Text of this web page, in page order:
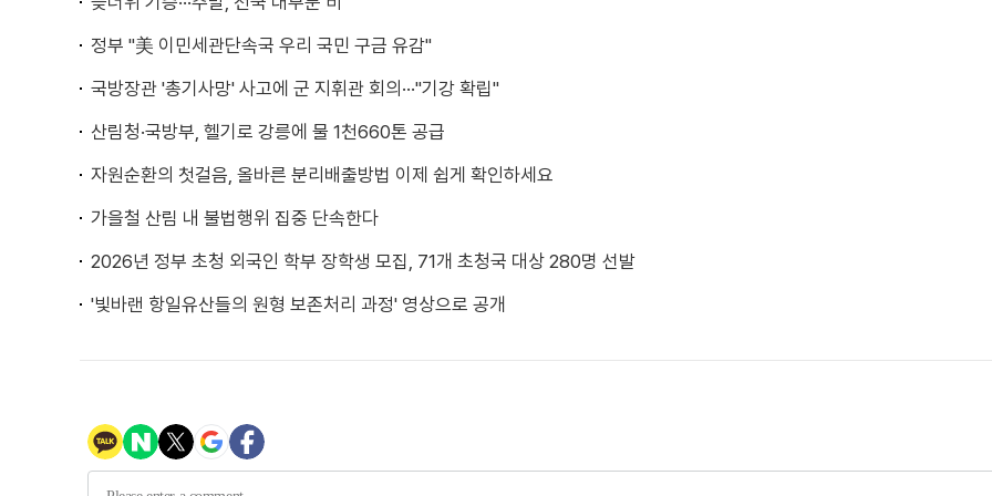
정부 "美 이민세관단속국 우리 국민 구금 유감"
국방장관 '총기사망' 사고에 군 지휘관 회의···"기강 확립"
산림청·국방부, 헬기로 강릉에 물 1천660톤 공급
자원순환의 첫걸음, 올바른 분리배출방법 이제 쉽게 확인하세요
가을철 산림 내 불법행위 집중 단속한다
2026년 정부 초청 외국인 학부 장학생 모집, 71개 초청국 대상 280명 선발
'빛바랜 항일유산들의 원형 보존처리 과정' 영상으로 공개